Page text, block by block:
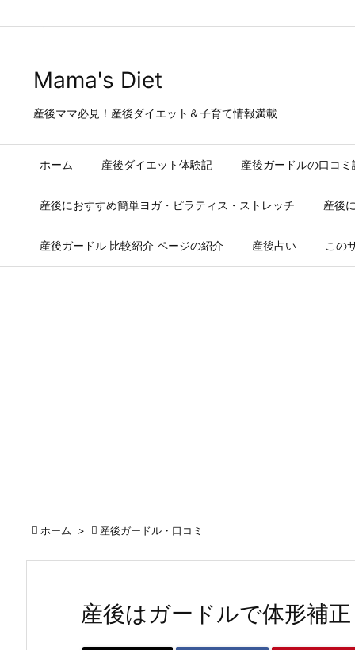
Mama's Diet
産後ママ必見！産後ダイエット＆子育て情報満載
ホーム 産後ダイエット体験記 産後ガードルの口コ
産後におすすめ簡単ヨガ・ピラティス・ストレッチ 産後
産後ガードル 比較紹介 ページの紹介 産後占い この
 ホーム >  産後ガードル・口コミ
産後はガードルで体形補正